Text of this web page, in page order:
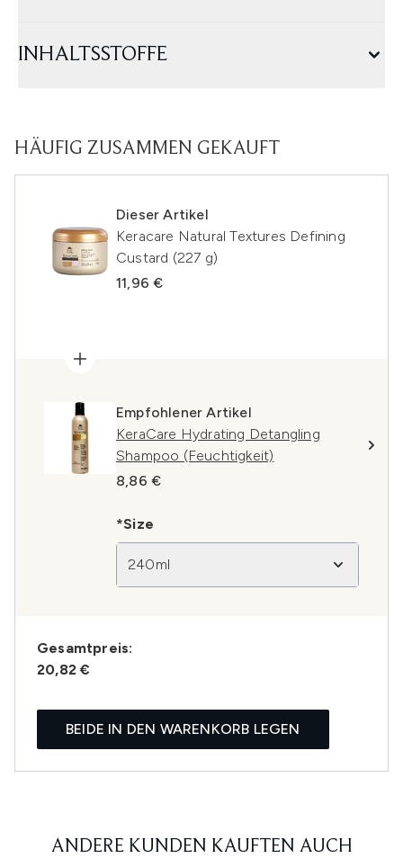
INHALTSSTOFFE
HÄUFIG ZUSAMMEN GEKAUFT
Dieser Artikel
Keracare Natural Textures Defining
Custard (227 g)
11,96 €
Empfohlener Artikel
KeraCare Hydrating Detangling
Shampoo (Feuchtigkeit)
8,86 €
*Size
240ml
Gesamtpreis:
20,82 €
BEIDE IN DEN WARENKORB LEGEN
ANDERE KUNDEN KAUFTEN AUCH